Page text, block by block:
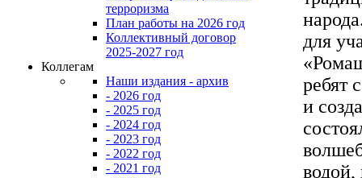
терроризма
План работы на 2026 год
Коллективный договор
2025-2027 год
Коллегам
Наши издания - архив
- 2026 год
- 2025 год
- 2024 год
- 2023 год
- 2022 год
- 2021 год
для
ребят
и
водой,